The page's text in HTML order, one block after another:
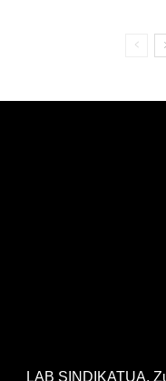
LAB SINDIKATUA.